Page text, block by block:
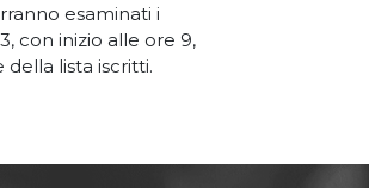
esaminati i
con inizio alle ore 9,
lista iscritti.